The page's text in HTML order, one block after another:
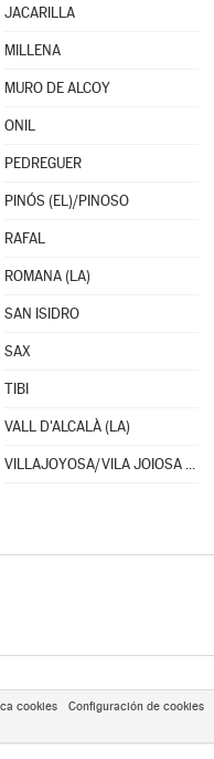
JACARILLA
MILLENA
MURO DE ALCOY
ONIL
PEDREGUER
PINÓS (EL)/PINOSO
RAFAL
ROMANA (LA)
SAN ISIDRO
SAX
TIBI
VALL D'ALCALÀ (LA)
VILLAJOYOSA/VILA JOIOSA (LA)
cookies Configuración de cookies